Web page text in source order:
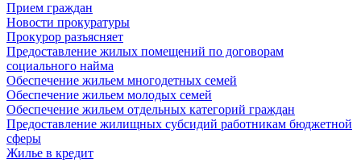
Прием граждан
Новости прокуратуры
Прокурор разъясняет
Предоставление жилых помещений по договорам
социального найма
Обеспечение жильем многодетных семей
Обеспечение жильем молодых семей
Обеспечение жильем отдельных категорий граждан
Предоставление жилищных субсидий работникам бюджетной
сферы
Жилье в кредит